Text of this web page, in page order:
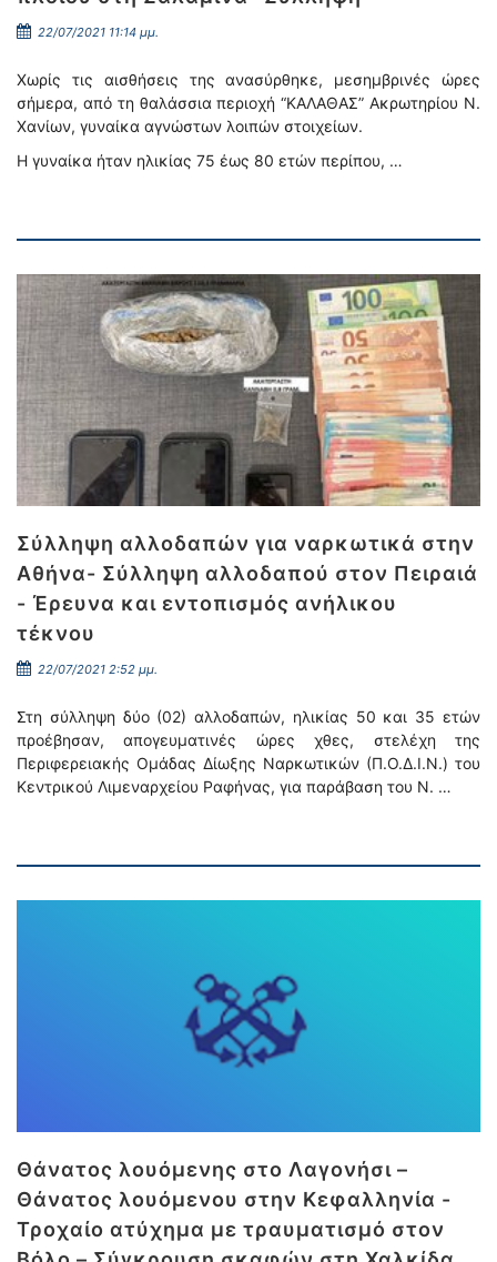
22/07/2021 11:14 μμ.
Χωρίς τις αισθήσεις της ανασύρθηκε, μεσημβρινές ώρες
σήμερα, από τη θαλάσσια περιοχή “ΚΑΛΑΘΑΣ” Ακρωτηρίου Ν.
Χανίων, γυναίκα αγνώστων λοιπών στοιχείων.
Η γυναίκα ήταν ηλικίας 75 έως 80 ετών περίπου, …
Σύλληψη αλλοδαπών για ναρκωτικά στην
Αθήνα- Σύλληψη αλλοδαπού στον Πειραιά
- Έρευνα και εντοπισμός ανήλικου
τέκνου
22/07/2021 2:52 μμ.
Στη σύλληψη δύο (02) αλλοδαπών, ηλικίας 50 και 35 ετών
προέβησαν, απογευματινές ώρες χθες, στελέχη της
Περιφερειακής Ομάδας Δίωξης Ναρκωτικών (Π.Ο.Δ.Ι.Ν.) του
Κεντρικού Λιμεναρχείου Ραφήνας, για παράβαση του Ν. …
Θάνατος λουόμενης στο Λαγονήσι –
Θάνατος λουόμενου στην Κεφαλληνία -
Τροχαίο ατύχημα με τραυματισμό στον